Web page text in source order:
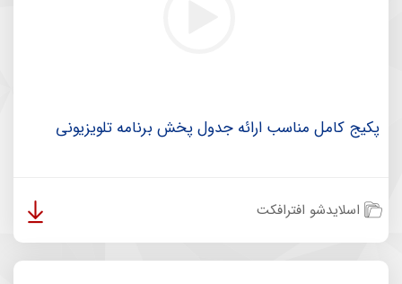
پکیج کامل مناسب ارائه جدول پخش برنامه تلویزیونی
اسلایدشو افترافکت